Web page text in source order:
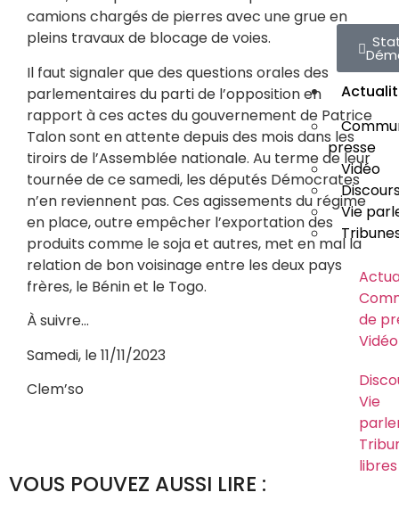
presse
Vidéo
Vie
de
Vidéo
Vie
libres
camions chargés de pierres avec une grue en
pleins travaux de blocage de voies.
Il faut signaler que des questions orales des
parlementaires du parti de l’opposition en
rapport à ces actes du gouvernement de Patrice
Talon sont en attente depuis des mois dans les
tiroirs de l’Assemblée nationale. Au terme de leur
tournée de ce samedi, les députés Démocrates
n’en reviennent pas. Ces agissements du régime
en place, outre empêcher l’exportation des
produits comme le soja et autres, met en mal la
relation de bon voisinage entre les deux pays
frères, le Bénin et le Togo.
À suivre…
Samedi, le 11/11/2023
Clem’so
VOUS POUVEZ AUSSI LIRE :